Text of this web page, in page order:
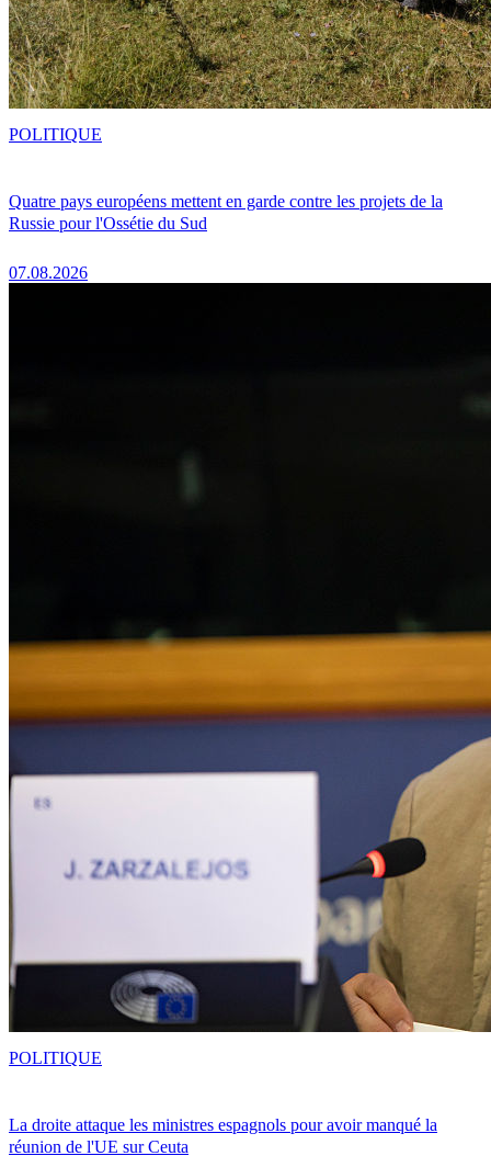
Quatre pays européens mettent en garde contre les projets de la
Russie pour l'Ossétie du Sud
07.08.2026
POLITIQUE
La droite attaque les ministres espagnols pour avoir manqué la
réunion de l'UE sur Ceuta
POLITIQUE